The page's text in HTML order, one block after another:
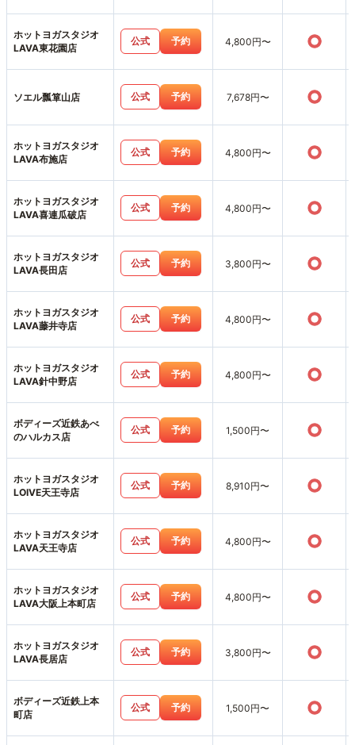
ホットヨガスタジオ
LAVA東花園店
公式 予約 4,800円〜 ○
ソエル瓢箪山店 公式 予約 7,678円〜 ○
ホットヨガスタジオ
LAVA布施店
公式 予約 4,800円〜 ○
ホットヨガスタジオ
LAVA喜連瓜破店
公式 予約 4,800円〜 ○
ホットヨガスタジオ
LAVA長田店
公式 予約 3,800円〜 ○
ホットヨガスタジオ
LAVA藤井寺店
公式 予約 4,800円〜 ○
ホットヨガスタジオ
LAVA針中野店
公式 予約 4,800円〜 ○
ボディーズ近鉄あべ
のハルカス店
公式 予約 1,500円〜 ○
ホットヨガスタジオ
LOIVE天王寺店
公式 予約 8,910円〜 ○
ホットヨガスタジオ
LAVA天王寺店
公式 予約 4,800円〜 ○
ホットヨガスタジオ
LAVA大阪上本町店
公式 予約 4,800円〜 ○
ホットヨガスタジオ
LAVA長居店
公式 予約 3,800円〜 ○
ボディーズ近鉄上本
町店
公式 予約 1,500円〜 ○